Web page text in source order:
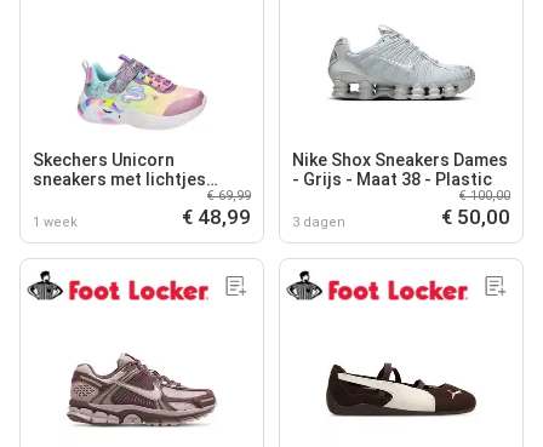
Skechers Unicorn
sneakers met lichtjes
1 week
€ 69,99
€ 48,99
Nike Shox Sneakers Dames
- Grijs - Maat 38 - Plastic
3 dagen
€ 100,00
€ 50,00